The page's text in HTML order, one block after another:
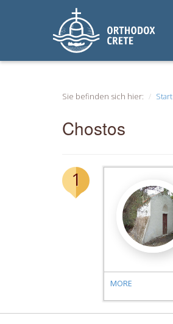
Sie befinden sich hier: Start
Chostos
1
MORE